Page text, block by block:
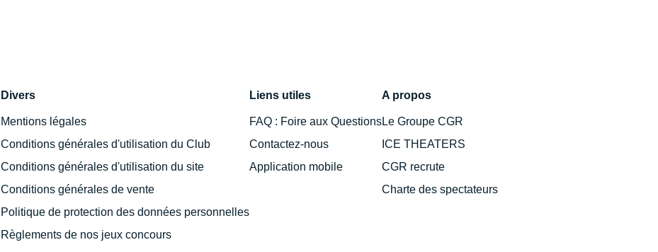
Divers
Mentions légales
Conditions générales d'utilisation du Club
Conditions générales d'utilisation du site
Conditions générales de vente
Politique de protection des données personnelles
Règlements de nos jeux concours
Liens utiles
FAQ : Foire aux Questions
Contactez-nous
Application mobile
A propos
Le Groupe CGR
ICE THEATERS
CGR recrute
Charte des spectateurs